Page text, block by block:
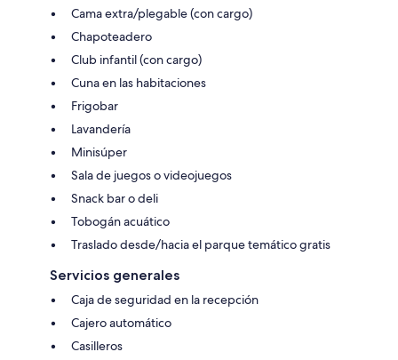
Cama extra/plegable (con cargo)
Chapoteadero
Club infantil (con cargo)
Cuna en las habitaciones
Frigobar
Lavandería
Minisúper
Sala de juegos o videojuegos
Snack bar o deli
Tobogán acuático
Traslado desde/hacia el parque temático gratis
Servicios generales
Caja de seguridad en la recepción
Cajero automático
Casilleros